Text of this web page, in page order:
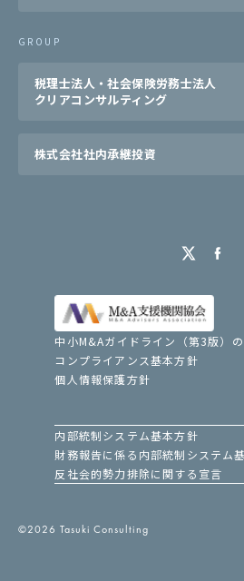
GROUP
税理士法人・社会保険労務士法人
クリアコンサルティング
株式会社社内承継投資
中小M&Aガイドライン（第3版）
コンプライアンス基本方針
個人情報保護方針
内部統制システム基本方針
財務報告に係る内部統制システム
反社会的勢力排除に関する宣言
©2026 Tasuki Consulting